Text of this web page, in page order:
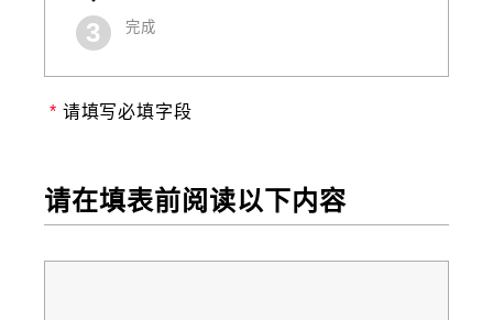
完成
请填写必填字段
请在填表前阅读以下内容